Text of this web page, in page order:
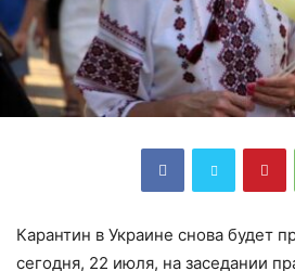
Карантин в Украине снова будет
сегодня, 22 июля, на заседании